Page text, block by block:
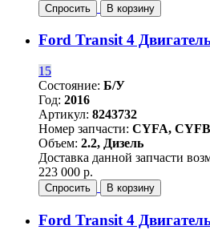
Спросить В корзину
Ford Transit 4
15
Состояние: Б/У
Год: 2016
Артикул: 8243732
Номер запчасти: CYFA,
Объем: 2.2, Дизель
Доставка данной запчасти
223 000 р.
Спросить В корзину
Ford Transit 4